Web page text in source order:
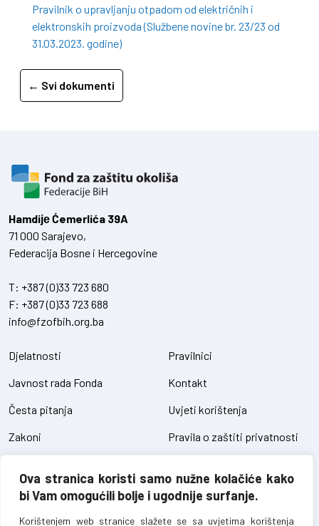
Ova stranica koristi samo nužne kolačiće kako
bi Vam omogućili bolje i ugodnije surfanje.
Korištenjem web stranice slažete se sa uvjetima korištenja
Pravilnik o upravljanju otpadom od električnih i
elektronskih proizvoda (Službene novine br. 23/23 od
31.03.2023. godine)
← Svi dokumenti
Hamdiје Ćemerlića 39A
71 000 Sarajevo,
Federacija Bosne i Hercegovine
T: +387 (0)33 723 680
F: +387 (0)33 723 688
info@fzofbih.org.ba
Djelatnosti
Javnost rada Fonda
Česta pitanja
Zakoni
Pravilnici
Kontakt
Uvjeti korištenja
Pravila o zaštiti privatnosti
Pristup informacijama